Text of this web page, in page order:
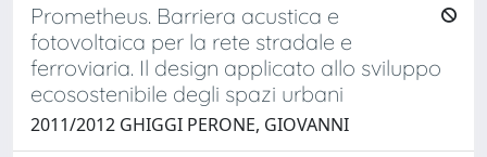
Prometheus. Barriera acustica e
fotovoltaica per la rete stradale e
ferroviaria. Il design applicato allo sviluppo
ecosostenibile degli spazi urbani
2011/2012 GHIGGI PERONE, GIOVANNI